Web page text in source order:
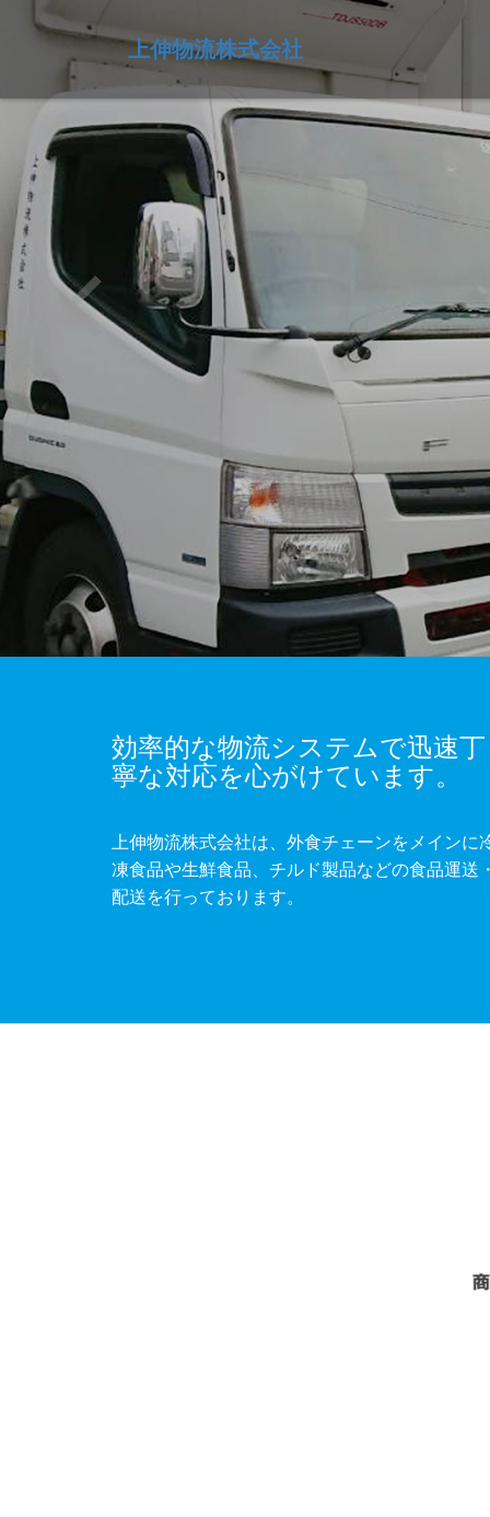
上伸物流株式会社
効率的な物流システムで迅速丁
寧な対応を心がけています。
上伸物流株式会社は、外食チェーンをメインに
凍食品や生鮮食品、チルド製品などの食品運送
配送を行っております。